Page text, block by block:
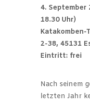
4. September
18.30 Uhr)
2-38, 45131
Eintritt: frei
Nach seinem
letzten Jahr